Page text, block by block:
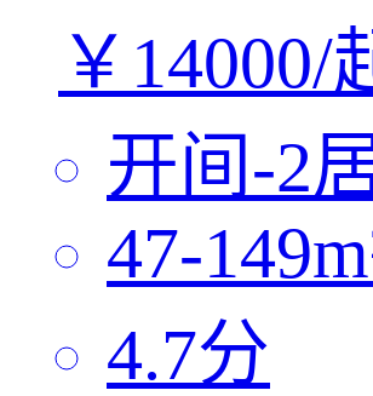
￥ 14000/
开间-2
47-149
4.7分